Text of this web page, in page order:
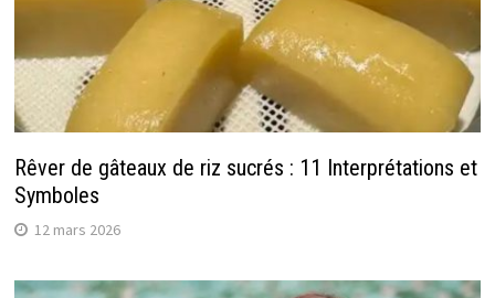
Rêver de gâteaux de riz sucrés : 11 Interprétations et
Symboles
12 mars 2026